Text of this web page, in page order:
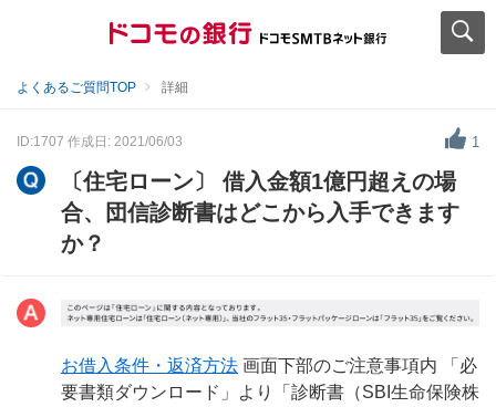
よくあるご質問TOP 詳細
ID:1707 作成日: 2021/06/03 1
〔住宅ローン〕 借入金額1億円超えの場
合、団信診断書はどこから入手できます
か？
お借入条件・返済方法 画面下部のご注意事項内 「必
要書類ダウンロード」より「診断書（SBI生命保険株